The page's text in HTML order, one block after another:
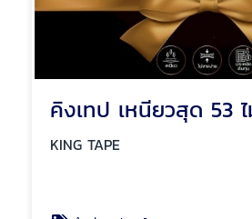
KING TAPE